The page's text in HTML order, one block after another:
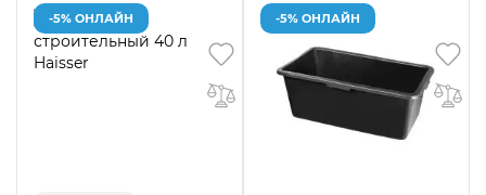
-5% ОНЛАЙН -5% ОНЛАЙН